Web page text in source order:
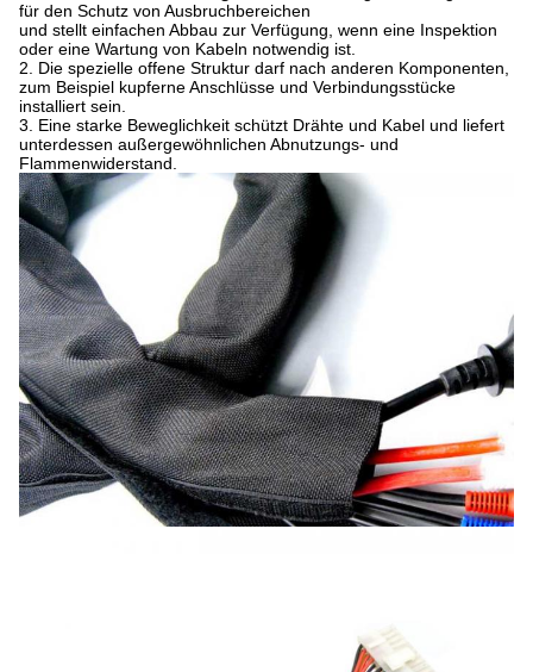
für den Schutz von Ausbruchbereichen
und stellt einfachen Abbau zur Verfügung, wenn eine Inspektion
oder eine Wartung von Kabeln notwendig ist.
2. Die spezielle offene Struktur darf nach anderen Komponenten,
zum Beispiel kupferne Anschlüsse und Verbindungsstücke
installiert sein.
3. Eine starke Beweglichkeit schützt Drähte und Kabel und liefert
unterdessen außergewöhnlichen Abnutzungs- und
Flammenwiderstand.